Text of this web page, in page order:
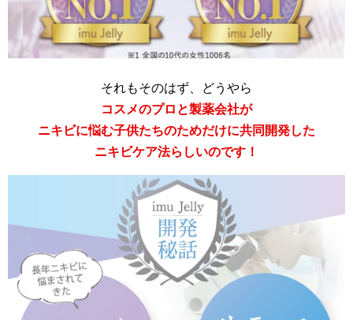
それもそのはず、どうやら
コスメのプロと製薬会社が
ニキビに悩む子供たちのためだけに共同開発した
ニキビケア法らしいのです！